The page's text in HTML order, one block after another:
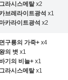
그라시스메탈x2
브레라이트광석 x1
마카라이트광석 x2
면구룡의 가죽+ x4
의 볏 x1
바기의 비늘+ x1
그라시스메탈x1